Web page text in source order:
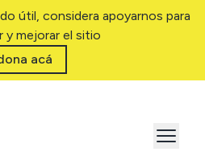
útil, considera apoyarnos para
y mejorar el sitio
acá